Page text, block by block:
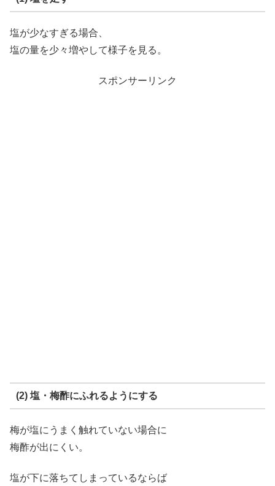
塩が少なすぎる場合、
塩の量を少々増やして様子を見る。
スポンサーリンク
(2) 塩・梅酢にふれるようにする
梅が塩にうまく触れていない場合に
梅酢が出にくい。
塩が下に落ちてしまっているならば